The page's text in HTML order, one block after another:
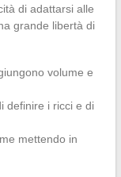
di adattarsi alle
grande libertà di
volume e
definire i ricci e di
mettendo in